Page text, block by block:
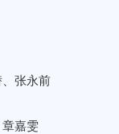
张永前
嘉雯